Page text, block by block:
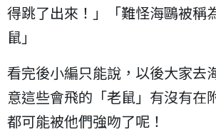
得跳了出來！」「難怪海鷗被稱
鼠」
看完後小編只能說，以後大家去
意這些會飛的「老鼠」有沒有在
都可能被他們強吻了呢！